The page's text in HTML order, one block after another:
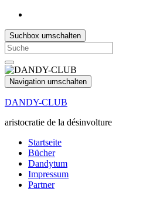
Suchbox umschalten
Search
for:
Navigation umschalten
DANDY-CLUB
aristocratie de la désinvolture
Startseite
Bücher
Dandytum
Impressum
Partner